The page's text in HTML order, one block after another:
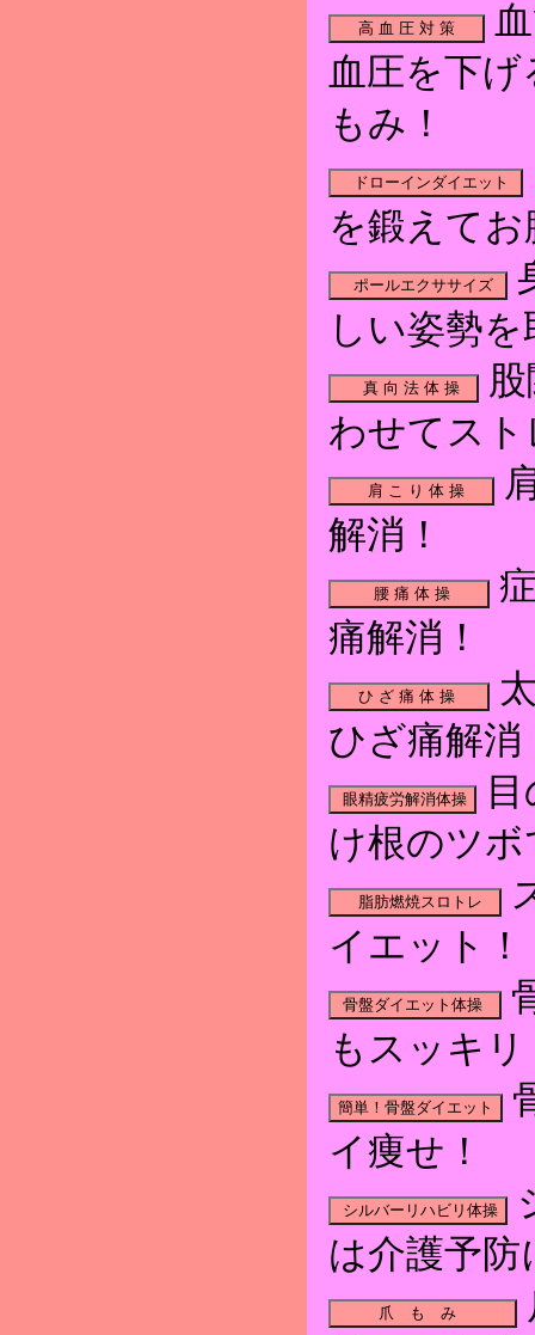
血圧を下
もみ！
を鍛えて
しい姿勢
わせてス
解消！
痛解消！
ひざ痛解消
け根のツボ
イエット！
もスッキリ
イ痩せ！
は介護予防